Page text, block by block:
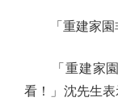
「重建家園
「重建家園
看！」沈先生